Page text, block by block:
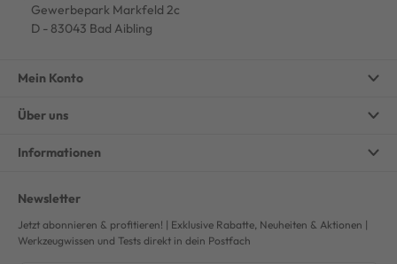
Gewerbepark Markfeld 2c
D - 83043 Bad Aibling
Mein Konto
Über uns
Informationen
Newsletter
Jetzt abonnieren & profitieren! | Exklusive Rabatte, Neuheiten & Aktionen |
Werkzeugwissen und Tests direkt in dein Postfach